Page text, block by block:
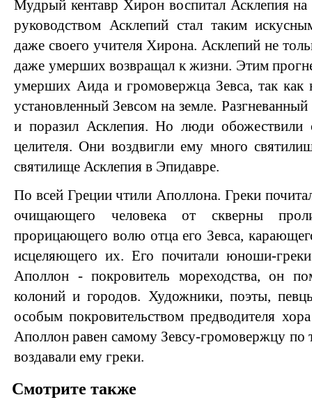
Мудрый кентавр Хирон воспитал Асклепия
руководством Асклепий стал таким
даже своего учителя Хирона. Асклепий не
даже умерших возвращал к жизни. Этим
умерших Аида и громовержца Зевса, так как
установленный Зевсом на земле.
и поразил Асклепия. Но люди обожествили
целителя. Они воздвигли ему много
святилище Асклепия в Эпидавре.
По всей Греции чтили Аполлона. Греки
очищающего человека от скверны
прорицающего волю отца его Зевса,
исцеляющего их. Его почитали юноши-греки
Аполлон - покровитель мореходства, он
колоний и городов. Художники, поэты,
особым покровительством предводителя
Аполлон равен самому Зевсу-громовержцу по
воздавали ему греки.
Смотрите также